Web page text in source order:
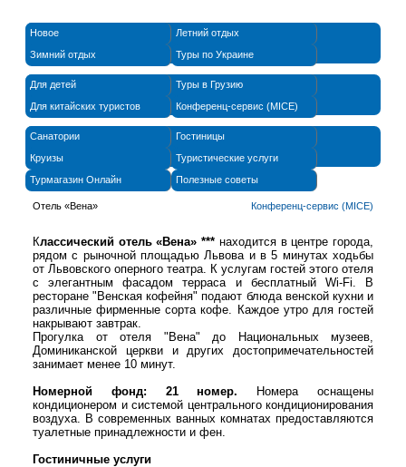
Новое
Летний отдых
Зимний отдых
Туры по Украине
Для детей
Туры в Грузию
Для китайских туристов
Конференц-сервис (MICE)
Санатории
Гостиницы
Круизы
Туристические услуги
Турмагазин Онлайн
Полезные советы
Отель «Вена» Конференц-сервис (MICE)
Классический отель «Вена» *** находится в центре города,
рядом с рыночной площадью Львова и в 5 минутах ходьбы
от Львовского оперного театра. К услугам гостей этого отеля
с элегантным фасадом терраса и бесплатный Wi-Fi.
В
ресторане "Венская кофейня" подают блюда венской кухни и
различные фирменные сорта кофе. Каждое утро для гостей
накрывают завтрак.
Прогулка от отеля "Вена" до Национальных музеев,
Доминиканской церкви и других достопримечательностей
занимает менее 10 минут.
Номерной фонд: 21 номер.
Номераоснащены
кондиционером и системой центрального кондиционирования
воздуха. В современных ванных комнатах предоставляются
туалетные принадлежности и фен.
Гостиничные услуги